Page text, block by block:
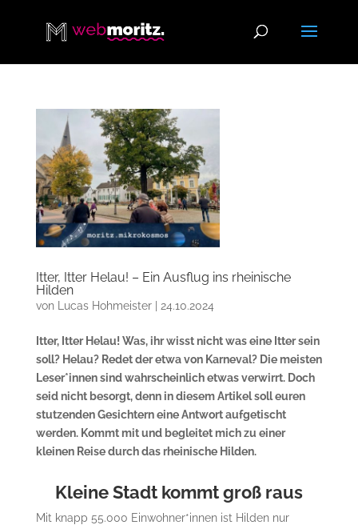
Itter, Itter Helau! – Ein Ausflug ins rheinische
Hilden
von Lucas Hohmeister| 24.10.2024
Itter, Itter Helau! Was, ihr wisst nicht was eine Itter sein
soll? Helau? Redet der etwa von Karneval? Die meisten
Leser*innen sind wahrscheinlich etwas verwirrt. Doch
seid nicht besorgt, denn in diesem Artikel soll euren
stutzenden Gesichtern eine Antwort aufgetischt
werden. Kommt mit und begleitet mich zu einer
kleinen Reise durch das rheinische Hilden.
Kleine Stadt kommt groß raus
Mit knapp 55.000 Einwohner*innen ist Hilden nur